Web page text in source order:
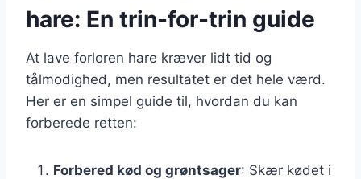
hare: En trin-for-trin guide
At lave forloren hare kræver lidt tid og
tålmodighed, men resultatet er det hele værd.
Her er en simpel guide til, hvordan du kan
forberede retten:
Forbered kød og grøntsager: Skær kødet i